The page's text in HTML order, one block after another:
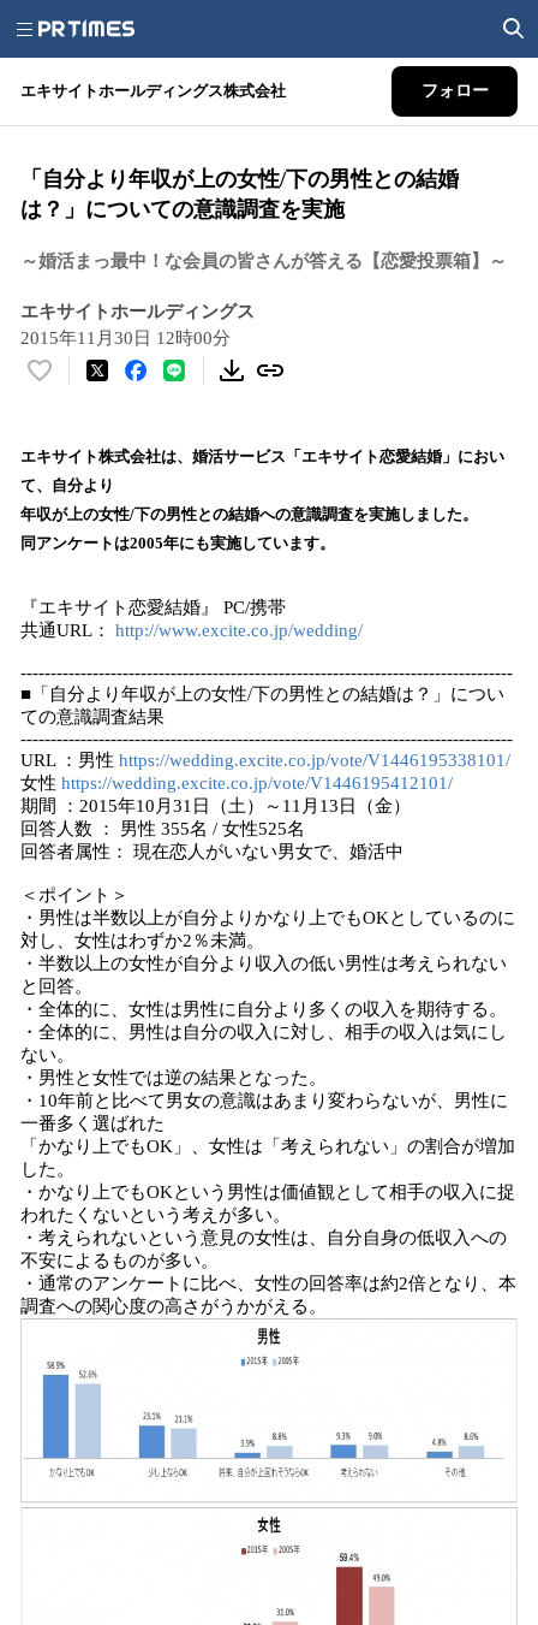
エキサイトホールディングス株式会社 フォロー
「自分より年収が上の女性/下の男性との結婚
は？」についての意識調査を実施
～婚活まっ最中！な会員の皆さんが答える【恋愛投票箱】～
エキサイトホールディングス
2015年11月30日 12時00分
い
！
数
を
読
み
中
す
エキサイト株式会社は、婚活サービス「エキサイト恋愛結婚」におい
て、自分より
年収が上の女性/下の男性との結婚への意識調査を実施しました。
同アンケートは2005年にも実施しています。
『エキサイト恋愛結婚』 PC/携帯
共通URL： http://www.excite.co.jp/wedding/
----------------------------------------------------------------------------------
■「自分より年収が上の女性/下の男性との結婚は？」につい
ての意識調査結果
----------------------------------------------------------------------------------
URL ：男性 https://wedding.excite.co.jp/vote/V1446195338101/
女性 https://wedding.excite.co.jp/vote/V1446195412101/
期間 ：2015年10月31日（土）～11月13日（金）
回答人数 ： 男性 355名 / 女性525名
回答者属性： 現在恋人がいない男女で、婚活中
＜ポイント＞
・男性は半数以上が自分よりかなり上でもOKとしているのに
対し、女性はわずか2％未満。
・半数以上の女性が自分より収入の低い男性は考えられない
と回答。
・全体的に、女性は男性に自分より多くの収入を期待する。
・全体的に、男性は自分の収入に対し、相手の収入は気にし
ない。
・男性と女性では逆の結果となった。
・10年前と比べて男女の意識はあまり変わらないが、男性に
一番多く選ばれた
「かなり上でもOK」、女性は「考えられない」の割合が増加
した。
・かなり上でもOKという男性は価値観として相手の収入に捉
われたくないという考えが多い。
・考えられないという意見の女性は、自分自身の低収入への
不安によるものが多い。
・通常のアンケートに比べ、女性の回答率は約2倍となり、本
調査への関心度の高さがうかがえる。